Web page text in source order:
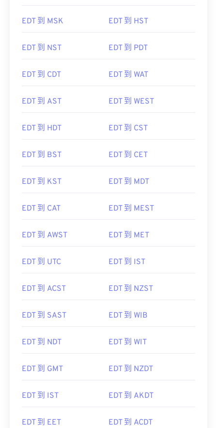
EDT 到 MSK EDT 到 HST
EDT 到 NST EDT 到 PDT
EDT 到 CDT EDT 到 WAT
EDT 到 AST EDT 到 WEST
EDT 到 HDT EDT 到 CST
EDT 到 BST EDT 到 CET
EDT 到 KST EDT 到 MDT
EDT 到 CAT EDT 到 MEST
EDT 到 AWST EDT 到 MET
EDT 到 UTC EDT 到 IST
EDT 到 ACST EDT 到 NZST
EDT 到 SAST EDT 到 WIB
EDT 到 NDT EDT 到 WIT
EDT 到 GMT EDT 到 NZDT
EDT 到 IST EDT 到 AKDT
EDT 到 EET EDT 到 ACDT